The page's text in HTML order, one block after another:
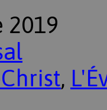
2019
,